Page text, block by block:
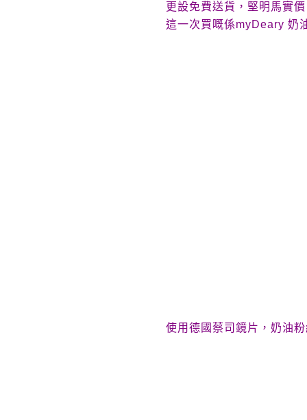
更設免費送貨，堅明馬實價
這一次買嘅係myDeary 奶
使用德國蔡司鏡片，奶油